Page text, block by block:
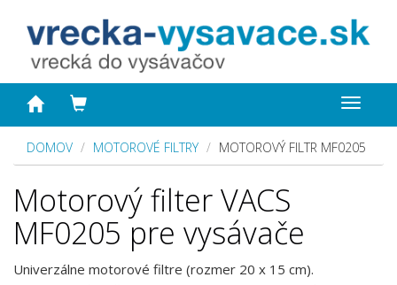
Toggle
DOMOV MOTOROVÉ FILTRY MOTOROVÝ FILTR MF0205
Motorový filter VACS
MF0205 pre vysávače
Univerzálne motorové filtre (rozmer 20 x 15 cm).